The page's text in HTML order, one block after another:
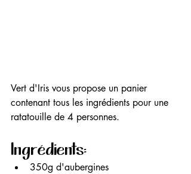
Vert d'Iris vous propose un panier
contenant tous les ingrédients pour une
ratatouille de 4 personnes.
Ingrédients:
350g d'aubergines